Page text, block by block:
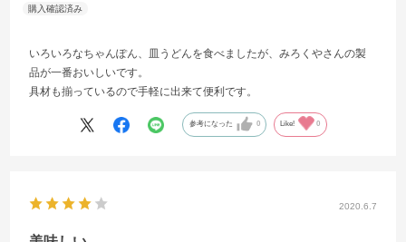
いろいろなちゃんぽん、皿うどんを食べましたが、みろくやさんの製
品が一番おいしいです。
具材も揃っているので手軽に出来て便利です。
参考になった 0 Like! 0
2020.6.7